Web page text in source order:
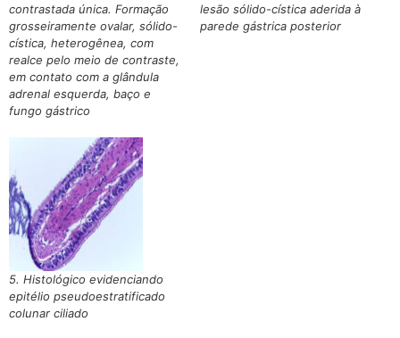
contrastada única. Formação
grosseiramente ovalar, sólido-
cística, heterogênea, com
realce pelo meio de contraste,
em contato com a glândula
adrenal esquerda, baço e
fungo gástrico
lesão sólido-cística aderida à
parede gástrica posterior
5. Histológico evidenciando
epitélio pseudoestratificado
colunar ciliado